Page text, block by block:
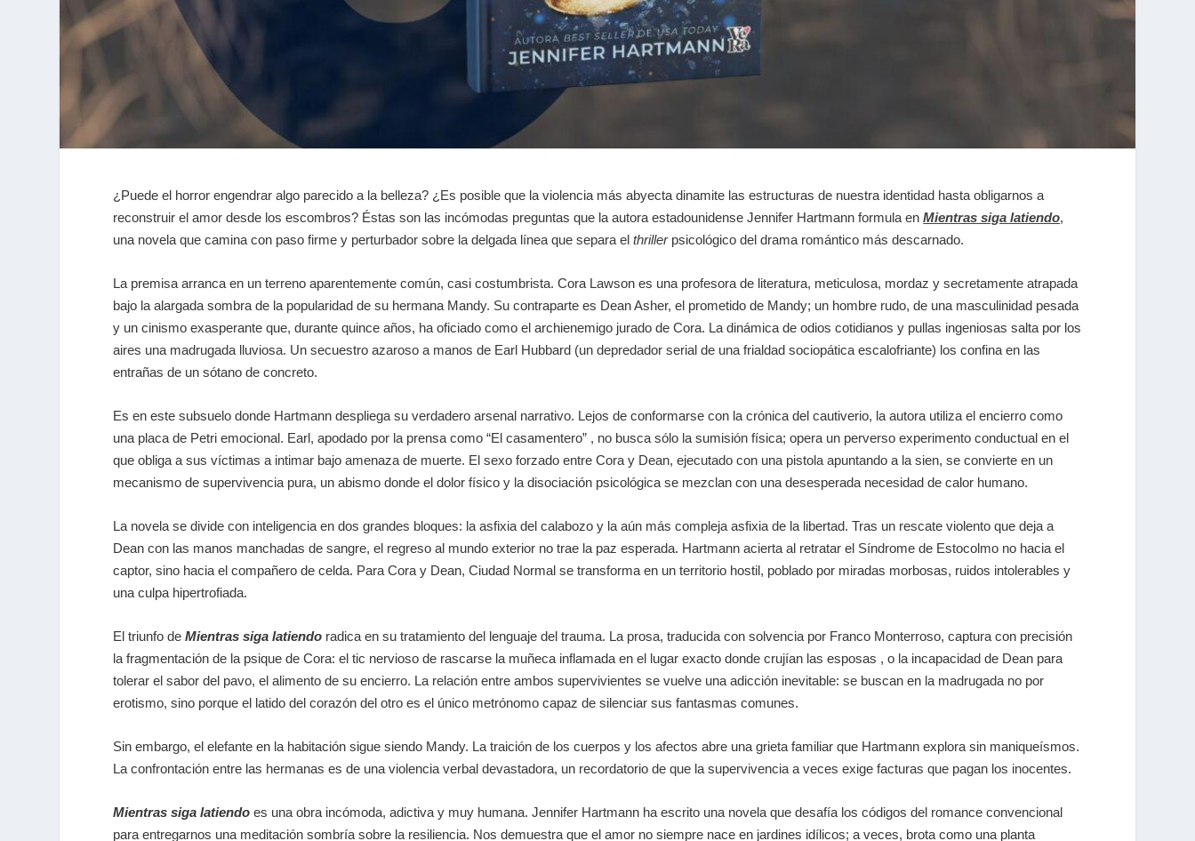
¿Puede el horror engendrar algo parecido a la belleza? ¿Es posible que la violencia más abyecta dinamite las estructuras de nuestra identidad hasta obligarnos a
reconstruir el amor desde los escombros? Éstas son las incómodas preguntas que la autora estadounidense Jennifer Hartmann formula enMientras siga latiendo,
una novela que camina con paso firme y perturbador sobre la delgada línea que separa elthrillerpsicológico del drama romántico más descarnado.
La premisa arranca en un terreno aparentemente común, casi costumbrista. Cora Lawson es una profesora de literatura, meticulosa, mordaz y secretamente atrapada
bajo la alargada sombra de la popularidad de su hermana Mandy. Su contraparte es Dean Asher, el prometido de Mandy; un hombre rudo, de una masculinidad pesada
y un cinismo exasperante que, durante quince años, ha oficiado como el archienemigo jurado de Cora. La dinámica de odios cotidianos y pullas ingeniosas salta por los
aires una madrugada lluviosa. Un secuestro azaroso a manos de Earl Hubbard (un depredador serial de una frialdad sociopática escalofriante) los confina en las
entrañas de un sótano de concreto.
Es en este subsuelo donde Hartmann despliega su verdadero arsenal narrativo. Lejos de conformarse con la crónica del cautiverio, la autora utiliza el encierro como
una placa de Petri emocional. Earl, apodado por la prensa como “El casamentero” , no busca sólo la sumisión física; opera un perverso experimento conductual en el
que obliga a sus víctimas a intimar bajo amenaza de muerte. El sexo forzado entre Cora y Dean, ejecutado con una pistola apuntando a la sien, se convierte en un
mecanismo de supervivencia pura, un abismo donde el dolor físico y la disociación psicológica se mezclan con una desesperada necesidad de calor humano.
La novela se divide con inteligencia en dos grandes bloques: la asfixia del calabozo y la aún más compleja asfixia de la libertad. Tras un rescate violento que deja a
Dean con las manos manchadas de sangre, el regreso al mundo exterior no trae la paz esperada. Hartmann acierta al retratar el Síndrome de Estocolmo no hacia el
captor, sino hacia el compañero de celda. Para Cora y Dean, Ciudad Normal se transforma en un territorio hostil, poblado por miradas morbosas, ruidos intolerables y
una culpa hipertrofiada.
El triunfo deMientras siga latiendo radica en su tratamiento del lenguaje del trauma. La prosa, traducida con solvencia por Franco Monterroso, captura con precisión
la fragmentación de la psique de Cora: el tic nervioso de rascarse la muñeca inflamada en el lugar exacto donde crujían las esposas , o la incapacidad de Dean para
tolerar el sabor del pavo, el alimento de su encierro. La relación entre ambos supervivientes se vuelve una adicción inevitable: se buscan en la madrugada no por
erotismo, sino porque el latido del corazón del otro es el único metrónomo capaz de silenciar sus fantasmas comunes.
Sin embargo, el elefante en la habitación sigue siendo Mandy. La traición de los cuerpos y los afectos abre una grieta familiar que Hartmann explora sin maniqueísmos.
La confrontación entre las hermanas es de una violencia verbal devastadora, un recordatorio de que la supervivencia a veces exige facturas que pagan los inocentes.
Mientras siga latiendo es una obra incómoda, adictiva y muy humana. Jennifer Hartmann ha escrito una novela que desafía los códigos del romance convencional
para entregarnos una meditación sombría sobre la resiliencia. Nos demuestra que el amor no siempre nace en jardines idílicos; a veces, brota como una planta